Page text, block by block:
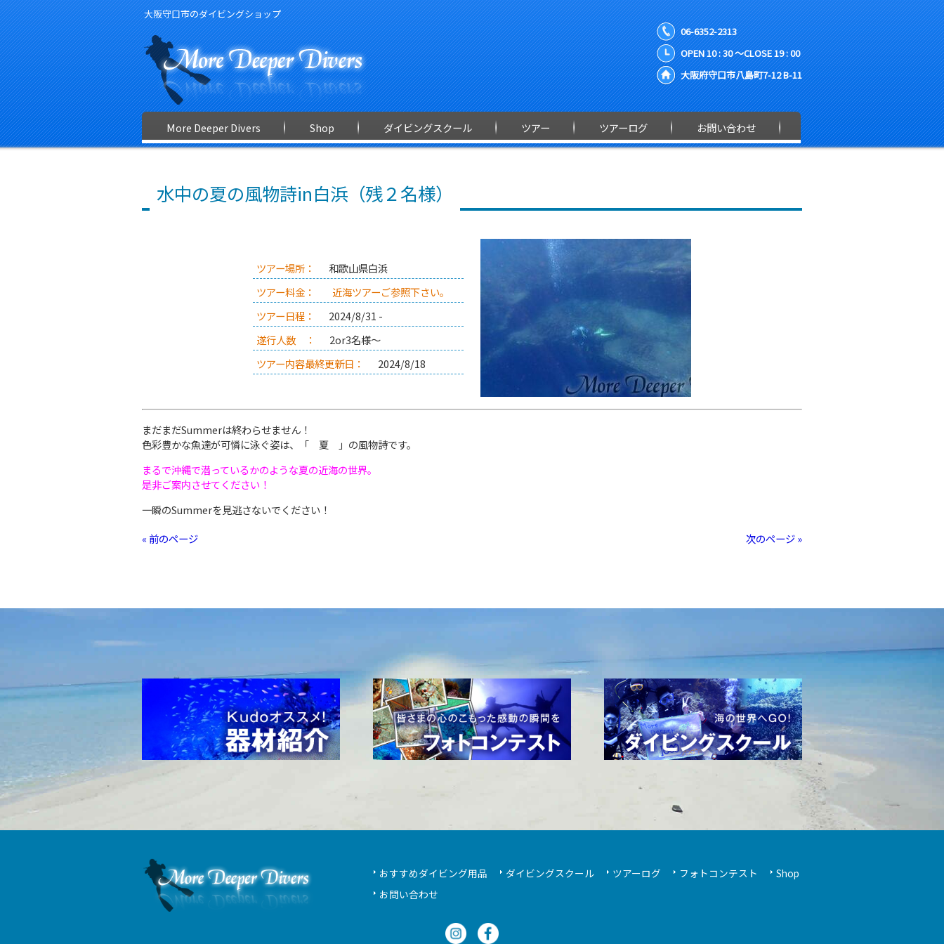
大阪守口市のダイビングショップ
06-6352-2313
OPEN 10 : 30 ～CLOSE 19 : 00
大阪府守口市八島町7-12 B-11
More Deeper Divers Shop ダイビングスクール ツアー ツアーログ お問い合わせ
水中の夏の風物詩in白浜（残２名様）
ツアー場所：
和歌山県白浜
ツアー料金：
近海ツアーご参照下さい。
ツアー日程：
2024/8/31 -
遂行人数 ：
2or3名様～
ツアー内容最終更新日：
2024/8/18
まだまだSummerは終わらせません！
色彩豊かな魚達が可憐に泳ぐ姿は、「 夏 」の風物詩です。
まるで沖縄で潜っているかのような夏の近海の世界。
是非ご案内させてください！
一瞬のSummerを見逃さないでください！
« 前のページ
次のページ »
おすすめダイビング用品 ダイビングスクール ツアーログ フォトコンテスト
Shop
お問い合わせ